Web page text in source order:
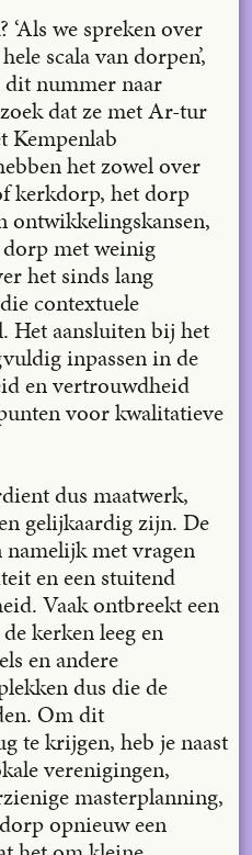
we spreken over
scala van dorpen’,
nummer naar
dat ze met Ar-tur
Kempenlab
het zowel over
kerkdorp, het dorp
ontwikkelingskansen,
met weinig
het sinds lang
contextuele
Het aansluiten bij het
inpassen in de
en vertrouwdheid
voor kwalitatieve
dus maatwerk,
gelijkaardig zijn. De
met vragen
en een stuitend
Vaak ontbreekt een
kerken leeg en
en andere
dus die de
Om dit
te krijgen, heb je naast
verenigingen,
masterplanning,
opnieuw een